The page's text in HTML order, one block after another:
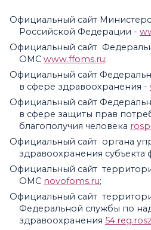
СТРАХОВЫЕ КОМПАНИИ
Документы об охране труда
Лицензия
Логопедическая помощь
Психологическая коррекция
Патопсихологическая
Формирование готовности
деятельности
Диагностика актуального
Нейропсихологическая
упражнениями
Метод мозжечковой
Видео
Фотогалерея
Статьи
Вакансии
Контакты
Официальный сайт
Российской Федерации -
Официальный сайт
ОМС www.ffoms.ru;
Официальный сайт
в сфере здравоохранения -
Официальный сайт
в сфере защиты прав
благополучия человека
Официальный сайт органа
здравоохранения субъекта
Официальный сайт
ОМС novofoms.ru;
Официальный сайт
Федеральной службы по
здравоохранения